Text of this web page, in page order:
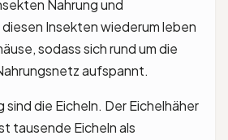
Nahrung und
Insekten wiederum leben
sodass sich rund um die
aufspannt.
die Eicheln. Der Eichelhäher
tausende Eicheln als